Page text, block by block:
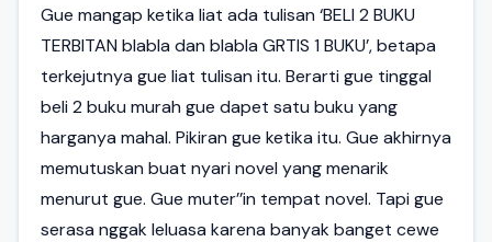
Gue mangap ketika liat ada tulisan ‘BELI 2 BUKU
TERBITAN blabla dan blabla GRTIS 1 BUKU’, betapa
terkejutnya gue liat tulisan itu. Berarti gue tinggal
beli 2 buku murah gue dapet satu buku yang
harganya mahal. Pikiran gue ketika itu. Gue akhirnya
memutuskan buat nyari novel yang menarik
menurut gue. Gue muter’’in tempat novel. Tapi gue
serasa nggak leluasa karena banyak banget cewe